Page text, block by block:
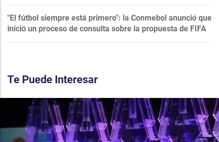
"El fútbol siempre está primero": la Conmebol anunció que
inició un proceso de consulta sobre la propuesta de FIFA
Te Puede Interesar